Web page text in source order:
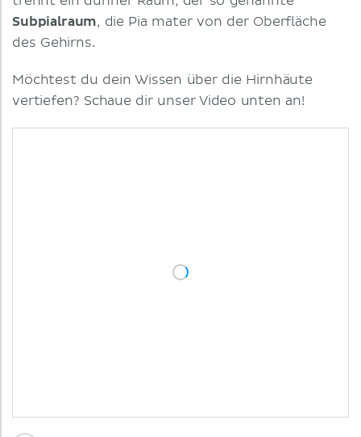
Subpialraum, die Pia mater von der Oberfläche
des Gehirns.
Möchtest du dein Wissen über die Hirnhäute
vertiefen? Schaue dir unser Video unten an!